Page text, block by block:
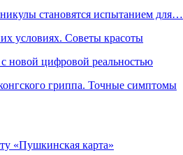
становятся испытанием для…
условиях. Советы красоты
новой цифровой реальностью
гриппа. Точные симптомы
«Пушкинская карта»